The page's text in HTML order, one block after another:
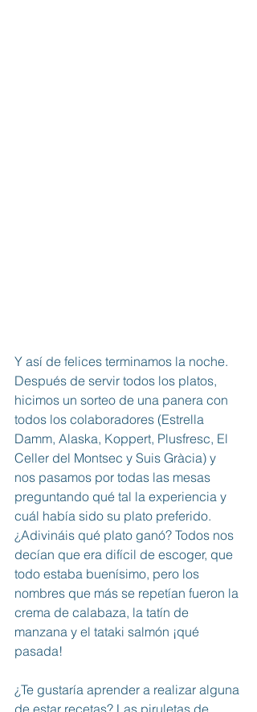
Y así de felices terminamos la noche.
Después de servir todos los platos,
hicimos un sorteo de una panera con
todos los colaboradores (Estrella
Damm, Alaska, Koppert, Plusfresc, El
Celler del Montsec y Suis Gràcia) y
nos pasamos por todas las mesas
preguntando qué tal la experiencia y
cuál había sido su plato preferido.
¿Adivináis qué plato ganó? Todos nos
decían que era difícil de escoger, que
todo estaba buenísimo, pero los
nombres que más se repetían fueron la
crema de calabaza, la tatín de
manzana y el tataki salmón ¡qué
pasada!
¿Te gustaría aprender a realizar alguna
de estar recetas? Las piruletas de